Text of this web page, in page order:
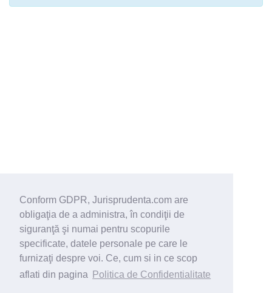
Conform GDPR, Jurisprudenta.com are
obligaţia de a administra, în condiţii de
siguranţă şi numai pentru scopurile
specificate, datele personale pe care le
furnizaţi despre voi. Ce, cum si in ce scop
aflati din pagina
Politica de Confidentialitate